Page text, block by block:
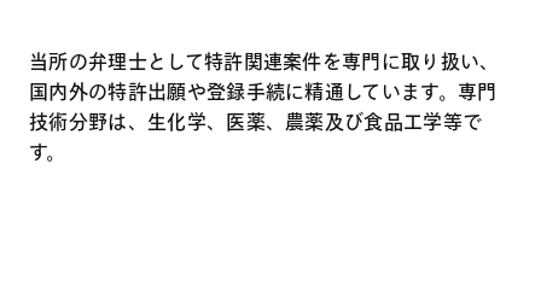
当所の弁理士として特許関連案件を専門に取り扱い、
国内外の特許出願や登録手続に精通しています。専門
技術分野は、生化学、医薬、農薬及び食品工学等で
す。